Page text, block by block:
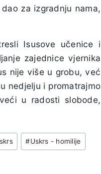
za izgradnju nama,
Isusove učenice i
zajednice vjernika
nije više u grobu, već
nedjelju i promatrajmo
u radosti slobode,
#Uskrs - homilije